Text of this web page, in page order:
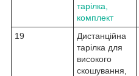
тарілка,
комплект
19
Дистанційна
тарілка для
високого
скошування,